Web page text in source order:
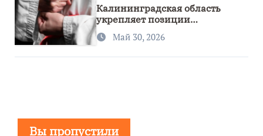
Калининградская область
укрепляет позиции
спортивного региона
Май 30, 2026
Вы пропустили